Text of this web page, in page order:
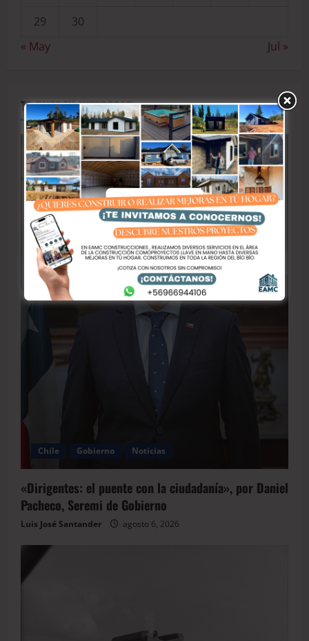
29
30
« May
Jul »
TE PUEDEN INTERESAR
Chile Gobierno Noticias
«Dirigentes: el puente con la ciudadanía», por Daniel
Pacheco, Seremi de Gobierno
Luis José Santander agosto 6, 2026